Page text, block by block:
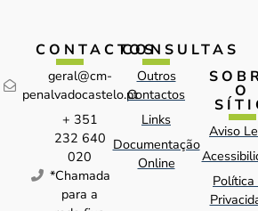
CONTACTOS
geral@cm-
penalvadocastelo.pt
+ 351
232 640
020
*Chamada
para a
CONSULTAS
Outros
Contactos
Links
Documentação
Online
O
Aviso
Política